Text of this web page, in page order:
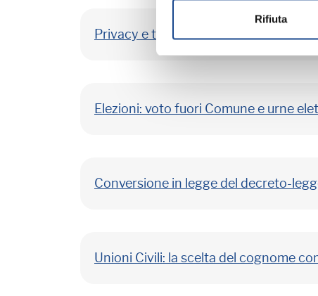
Rifiuta
Privacy e trasparenza dei partiti e
Elezioni: voto fuori Comune e urne
Conversione in legge del decreto-
Unioni Civili: la scelta del cognome